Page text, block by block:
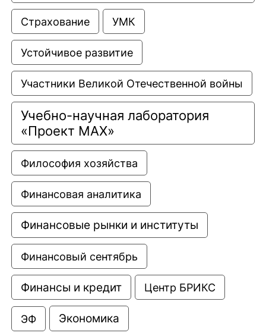
Страхование УМК
Устойчивое развитие
Участники Великой Отечественной войны
Учебно-научная лаборатория
«Проект МАХ»
Философия хозяйства
Финансовая аналитика
Финансовые рынки и институты
Финансовый сентябрь
Финансы и кредит Центр БРИКС
ЭФ Экономика